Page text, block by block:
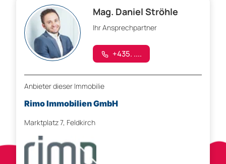
Mag. Daniel Ströhle
Ihr Ansprechpartner
+435. ....
Anbieter dieser Immobilie
Rimo Immobilien GmbH
Marktplatz 7, Feldkirch